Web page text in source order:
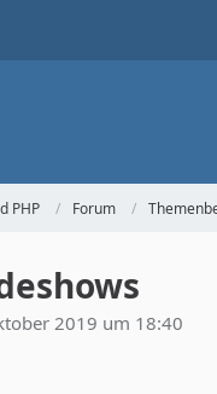
PHP Forum
2019 um 18:40